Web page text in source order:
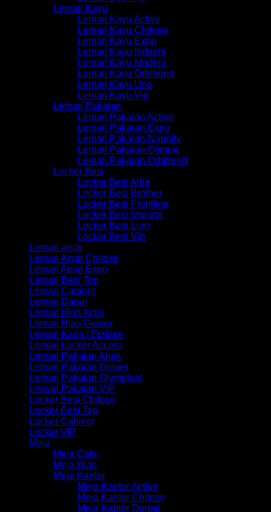
Lemari Kayu
Lemari Kayu Active
Lemari Kayu Chitose
Lemari Kayu Expo
Lemari Kayu Indachi
Lemari Kayu Modera
Lemari Kayu Orbitrend
Lemari Kayu Uno
Lemari Kayu Vip
Lemari Pakaian
Lemari Pakaian Active
Lemari Pakaian Expo
Lemari Pakaian Napolly
Lemari Pakaian Olimpic
Lemari Pakaian Orbitrend
Locker Besi
Locker Besi Alba
Locker Besi Brother
Locker Besi Frontline
Locker Besi Importa
Locker Besi Lion
Locker Besi Vip
Lemari arsip
Lemari Arsip Chitose
Lemari Arsip Expo
Lemari Besi Top
Lemari Cabinet
Lemari Dapur
Lemari Hias Activ
Lemari Hias Graver
Lemari Kaca / Etalase
Lemari Locker Accero
Lemari Pakaian Anak
Lemari Pakaian Graver
Lemari Pakaian Olymplast
Lemari Pakaian VIP
Locker Besi Chitose
Locker Besi Top
Locker Cabinet
Locker VIP
Meja
Meja Cafe
Meja Hias
Meja Kantor
Meja Kantor Active
Meja Kantor Chitose
Meja Kantor Donati